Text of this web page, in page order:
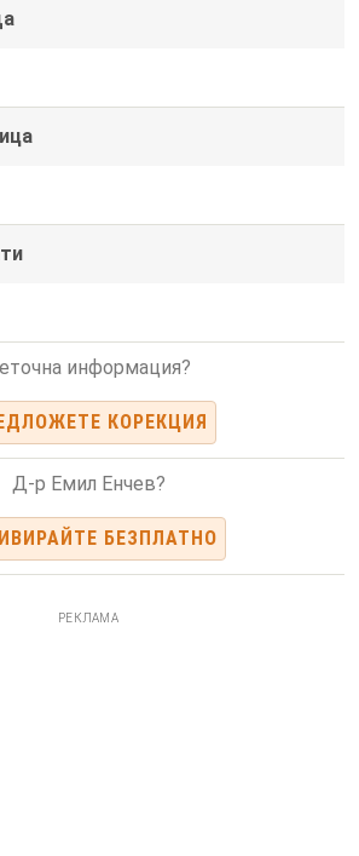
информация?
КОРЕКЦИЯ
Д-р Емил Енчев?
БЕЗПЛАТНО
РЕКЛАМА